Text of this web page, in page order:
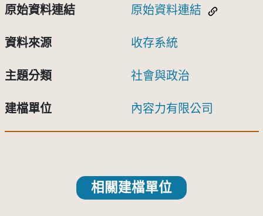
原始資料連結 原始資料連結
資料來源 收存系統
主題分類 社會與政治
建檔單位 內容力有限公司
相關建檔單位